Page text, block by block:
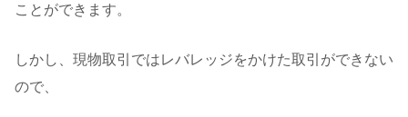
ことができます。
しかし、現物取引ではレバレッジをかけた取引ができない
ので、